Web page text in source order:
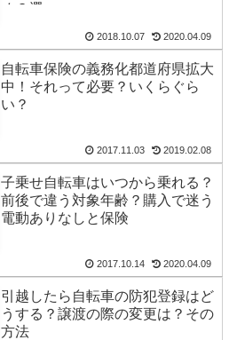
め３選
2018.10.07 2020.04.09
自転車保険の義務化都道府県拡大
中！それって必要？いくらぐら
い？
2017.11.03 2019.02.08
子乗せ自転車はいつから乗れる？
前後で違う対象年齢？購入で迷う
電動ありなしと保険
2017.10.14 2020.04.09
引越したら自転車の防犯登録はど
うする？譲渡の際の変更は？その
方法